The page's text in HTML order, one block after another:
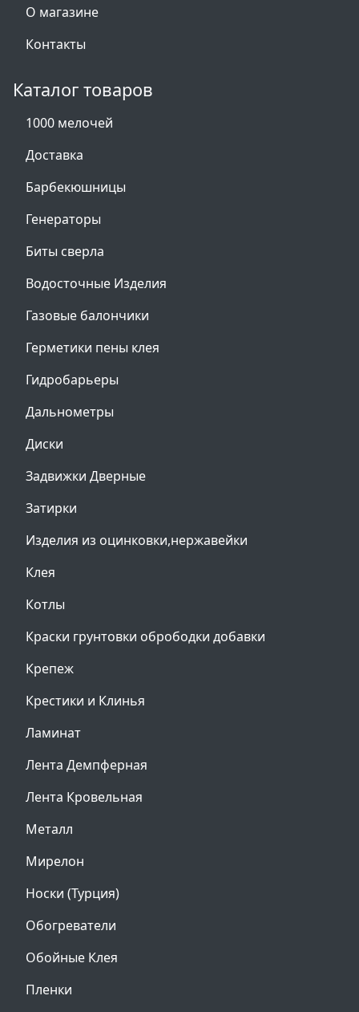
О магазине
Контакты
Каталог товаров
1000 мелочей
Доставка
Барбекюшницы
Генераторы
Биты сверла
Водосточные Изделия
Газовые балончики
Герметики пены клея
Гидробарьеры
Дальнометры
Диски
Задвижки Дверные
Затирки
Изделия из оцинковки,нержавейки
Клея
Котлы
Краски грунтовки обрободки добавки
Крепеж
Крестики и Клинья
Ламинат
Лента Демпферная
Лента Кровельная
Металл
Мирелон
Носки (Турция)
Обогреватели
Обойные Клея
Пленки